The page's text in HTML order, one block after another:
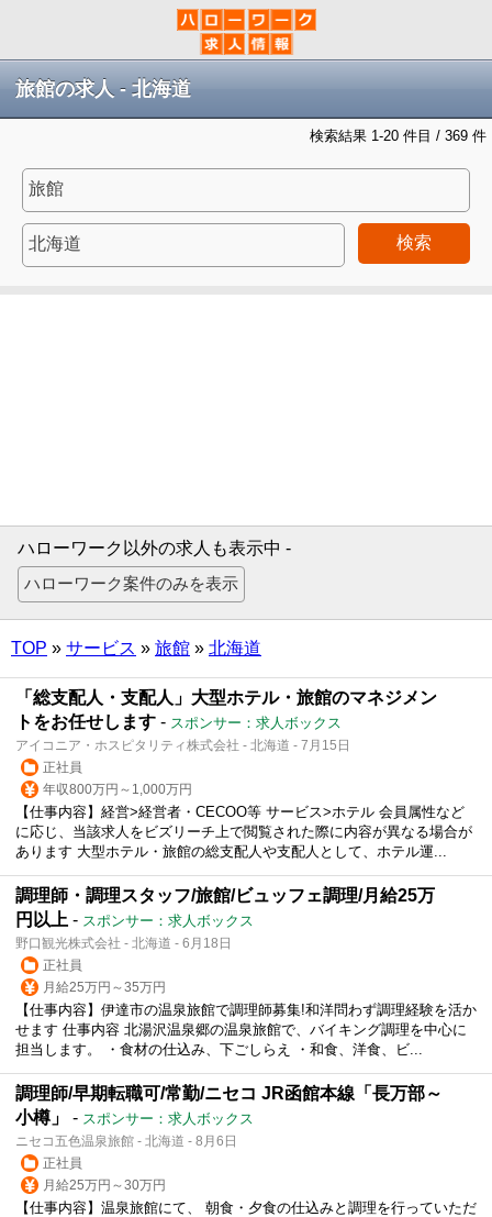
旅館の求人 - 北海道
検索結果 1-20 件目 / 369 件
検索
ハローワーク以外の求人も表示中 -
TOP » サービス » 旅館 » 北海道
「総支配人・支配人」大型ホテル・旅館のマネジメン
トをお任せします - スポンサー：求人ボックス
アイコニア・ホスピタリティ株式会社 - 北海道 - 7月15日
正社員
年収800万円～1,000万円
【仕事内容】経営>経営者・CECOO等 サービス>ホテル 会員属性など
に応じ、当該求人をビズリーチ上で閲覧された際に内容が異なる場合が
あります 大型ホテル・旅館の総支配人や支配人として、ホテル運...
調理師・調理スタッフ/旅館/ビュッフェ調理/月給25万
円以上 - スポンサー：求人ボックス
野口観光株式会社 - 北海道 - 6月18日
正社員
月給25万円～35万円
【仕事内容】伊達市の温泉旅館で調理師募集!和洋問わず調理経験を活か
せます 仕事内容 北湯沢温泉郷の温泉旅館で、バイキング調理を中心に
担当します。 ・食材の仕込み、下ごしらえ ・和食、洋食、ビ...
調理師/早期転職可/常勤/ニセコ JR函館本線「長万部～
小樽」
- スポンサー：求人ボックス
ニセコ五色温泉旅館 - 北海道 - 8月6日
正社員
月給25万円～30万円
【仕事内容】温泉旅館にて、 朝食・夕食の仕込みと調理を行っていただ